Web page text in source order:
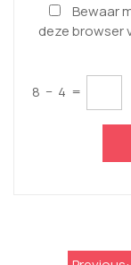
Bewaar
deze browser
8 − 4 =